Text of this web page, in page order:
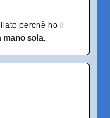
perchè ho il
mano sola.